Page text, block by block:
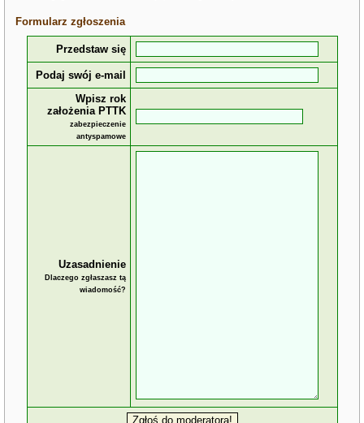
Formularz zgłoszenia
Przedstaw się
Podaj swój e-mail
Wpisz rok
założenia PTTK
zabezpieczenie
antyspamowe
Uzasadnienie
Dlaczego zgłaszasz tą
wiadomość?